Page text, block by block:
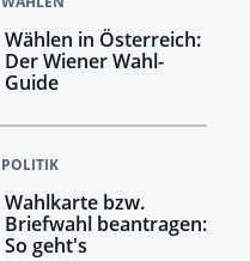
Wählen in Österreich:
Der Wiener Wahl-
Guide
POLITIK
Wahlkarte bzw.
Briefwahl beantragen:
So geht's